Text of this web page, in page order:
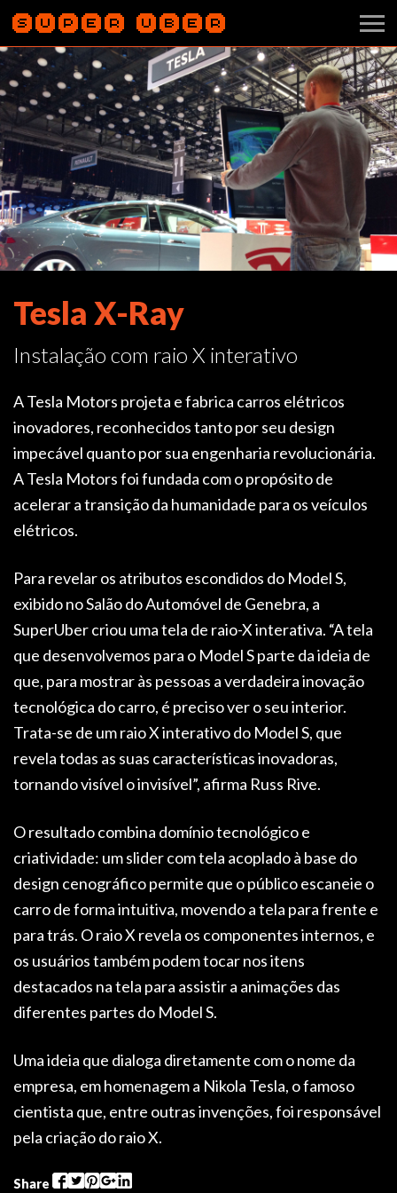
Tesla X-Ray
Instalação com raio X interativo
A Tesla Motors projeta e fabrica carros elétricos
inovadores, reconhecidos tanto por seu design
impecável quanto por sua engenharia revolucionária.
A Tesla Motors foi fundada com o propósito de
acelerar a transição da humanidade para os veículos
elétricos.
Para revelar os atributos escondidos do Model S,
exibido no Salão do Automóvel de Genebra, a
SuperUber criou uma tela de raio-X interativa. “A tela
que desenvolvemos para o Model S parte da ideia de
que, para mostrar às pessoas a verdadeira inovação
tecnológica do carro, é preciso ver o seu interior.
Trata-se de um raio X interativo do Model S, que
revela todas as suas características inovadoras,
tornando visível o invisível”, afirma Russ Rive.
O resultado combina domínio tecnológico e
criatividade: um slider com tela acoplado à base do
design cenográfico permite que o público escaneie o
carro de forma intuitiva, movendo a tela para frente e
para trás. O raio X revela os componentes internos, e
os usuários também podem tocar nos itens
destacados na tela para assistir a animações das
diferentes partes do Model S.
Uma ideia que dialoga diretamente com o nome da
empresa, em homenagem a Nikola Tesla, o famoso
cientista que, entre outras invenções, foi responsável
pela criação do raio X.
Share